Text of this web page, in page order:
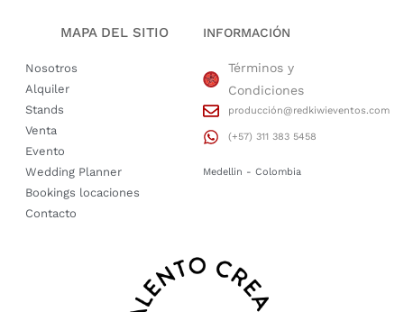
MAPA DEL SITIO
Nosotros
Alquiler
Stands
Venta
Evento
Wedding Planner
Bookings locaciones
Contacto
INFORMACIÓN
Términos y
Condiciones
producción@redkiwieventos.com
(+57) 311 383 5458
Medellin - Colombia